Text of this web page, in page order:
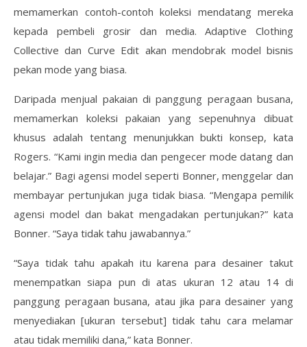
memamerkan contoh-contoh koleksi mendatang mereka
kepada pembeli grosir dan media. Adaptive Clothing
Collective dan Curve Edit akan mendobrak model bisnis
pekan mode yang biasa.
Daripada menjual pakaian di panggung peragaan busana,
memamerkan koleksi pakaian yang sepenuhnya dibuat
khusus adalah tentang menunjukkan bukti konsep, kata
Rogers. “Kami ingin media dan pengecer mode datang dan
belajar.” Bagi agensi model seperti Bonner, menggelar dan
membayar pertunjukan juga tidak biasa. “Mengapa pemilik
agensi model dan bakat mengadakan pertunjukan?” kata
Bonner. “Saya tidak tahu jawabannya.”
“Saya tidak tahu apakah itu karena para desainer takut
menempatkan siapa pun di atas ukuran 12 atau 14 di
panggung peragaan busana, atau jika para desainer yang
menyediakan [ukuran tersebut] tidak tahu cara melamar
atau tidak memiliki dana,” kata Bonner.